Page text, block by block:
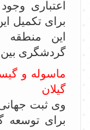
اعتباری
برای تکمیل
این
گردشگری
ماسوله و
گیلان
وی ثبت
برای توسعه